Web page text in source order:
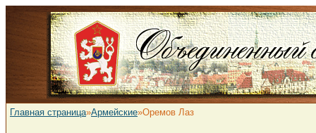
Главная страница»Армейские»Оремов Лаз